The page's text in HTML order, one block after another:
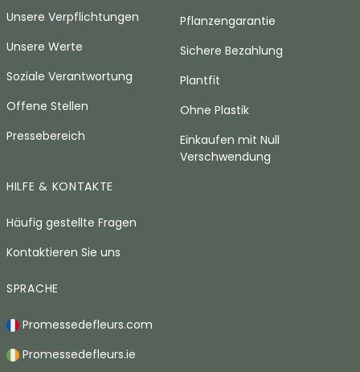
Unsere Verpflichtungen
Unsere Werte
Soziale Verantwortung
Offene Stellen
Pressebereich
Pflanzengarantie
Sichere Bezahlung
Plantfit
Ohne Plastik
Einkaufen mit Null
Verschwendung
HILFE & KONTAKTE
Häufig gestellte Fragen
Kontaktieren Sie uns
SPRACHE
Promessedefleurs.com
Promessedefleurs.ie